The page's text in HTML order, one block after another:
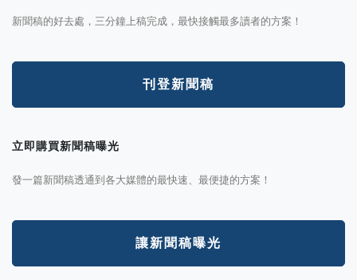
新聞稿的好去處，三分鐘上稿完成，最快接觸最多讀者的方案！
刊登新聞稿
立即購買新聞稿曝光
發一篇新聞稿透通到各大媒體的最快速、最便捷的方案！
讓新聞稿曝光